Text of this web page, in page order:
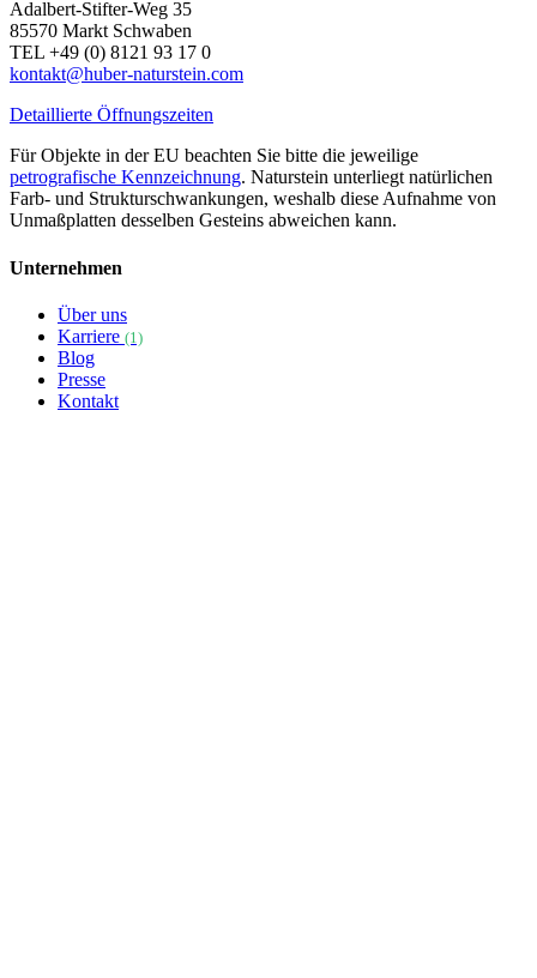
Adalbert-Stifter-Weg 35
85570 Markt Schwaben
TEL +49 (0) 8121 93 17 0
kontakt@huber-naturstein.com
Detaillierte Öffnungszeiten
Für Objekte in der EU beachten Sie bitte die jeweilige
petrografische Kennzeichnung. Naturstein unterliegt natürlichen
Farb- und Strukturschwankungen, weshalb diese Aufnahme von
Unmaßplatten desselben Gesteins abweichen kann.
Unternehmen
Über uns
Karriere (1)
Blog
Presse
Kontakt